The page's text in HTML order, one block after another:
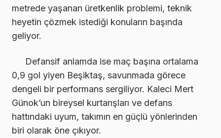
metrede yaşanan üretkenlik problemi, teknik
heyetin çözmek istediği konuların başında
geliyor.
Defansif anlamda ise maç başına ortalama
0,9 gol yiyen Beşiktaş, savunmada görece
dengeli bir performans sergiliyor. Kaleci Mert
Günok’un bireysel kurtarışları ve defans
hattındaki uyum, takımın en güçlü yönlerinden
biri olarak öne çıkıyor.